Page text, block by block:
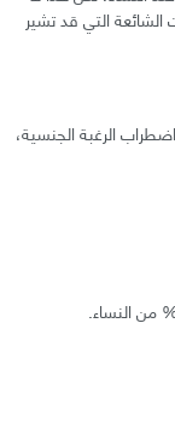
التي قد تشير
الرغبة الجنسية،